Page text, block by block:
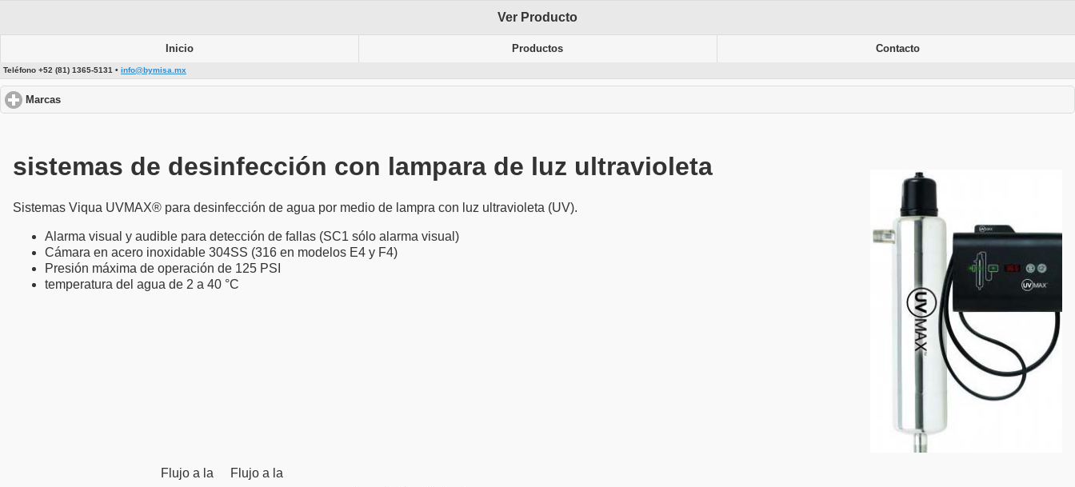
Ver Producto
Inicio Productos Contacto
Teléfono +52 (81) 1365-5131 • info@bymisa.mx
Marcas
sistemas de desinfección con lampara de luz ultravioleta
Sistemas Viqua UVMAX® para desinfección de agua por medio de lampra con luz ultravioleta (UV).
Alarma visual y audible para detección de fallas (SC1 sólo alarma visual)
Cámara en acero inoxidable 304SS (316 en modelos E4 y F4)
Presión máxima de operación de 125 PSI
temperatura del agua de 2 a 40 °C
Flujo a la Flujo a la